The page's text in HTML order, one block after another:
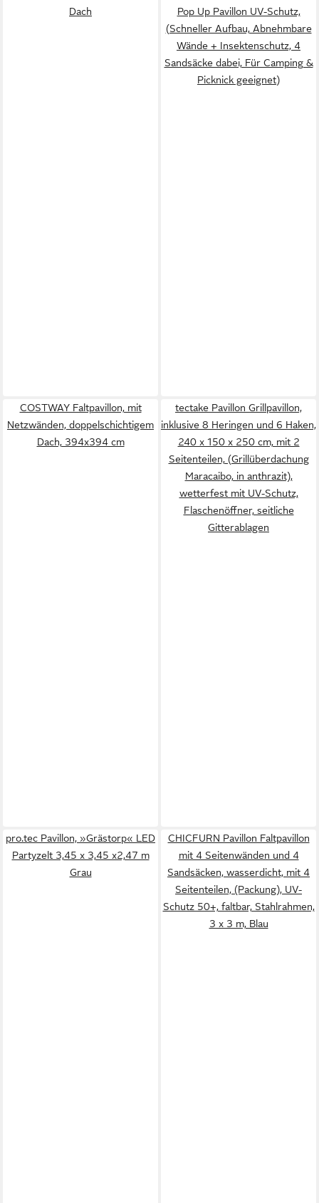
Dach
Pop Up Pavillon UV-Schutz,
(Schneller Aufbau, Abnehmbare
Wände + Insektenschutz, 4
Sandsäcke dabei, Für Camping &
Picknick geeignet)
COSTWAY Faltpavillon, mit
Netzwänden, doppelschichtigem
Dach, 394x394 cm
tectake Pavillon Grillpavillon,
inklusive 8 Heringen und 6 Haken,
240 x 150 x 250 cm, mit 2
Seitenteilen, (Grillüberdachung
Maracaibo, in anthrazit),
wetterfest mit UV-Schutz,
Flaschenöffner, seitliche
Gitterablagen
pro.tec Pavillon, »Grästorp« LED
Partyzelt 3,45 x 3,45 x2,47 m
Grau
CHICFURN Pavillon Faltpavillon
mit 4 Seitenwänden und 4
Sandsäcken, wasserdicht, mit 4
Seitenteilen, (Packung), UV-
Schutz 50+, faltbar, Stahlrahmen,
3 x 3 m, Blau